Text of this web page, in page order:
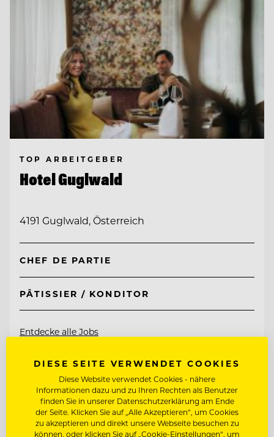
TOP ARBEITGEBER
Hotel Guglwald
4191 Guglwald, Österreich
CHEF DE PARTIE
PÂTISSIER / KONDITOR
Entdecke alle Jobs
DIESE SEITE VERWENDET COOKIES
Diese Website verwendet Cookies - nähere
Informationen dazu und zu Ihren Rechten als Benutzer
finden Sie in unserer Datenschutzerklärung am Ende
der Seite. Klicken Sie auf „Alle Akzeptieren“, um Cookies
zu akzeptieren und direkt unsere Webseite besuchen zu
können, oder klicken Sie auf „Cookie-Einstellungen“, um